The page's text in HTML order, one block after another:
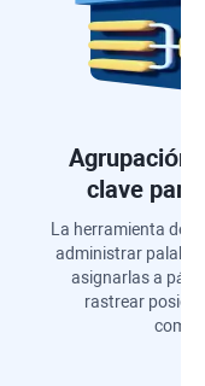
Agrupación
clave para
La herramienta de
administrar
asignarlas a
rastrear